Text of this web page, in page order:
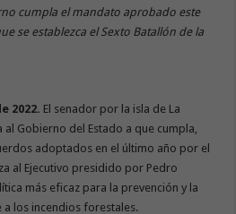
cumpla el mandato aprobado este
se establezca el Sexto Batallón de la
2022. El senador por la isla de La
al Gobierno del Estado a que cumpla,
adoptados en el último año por el
al Ejecutivo presidido por Pedro
más eficaz para la prevención y la
los incendios forestales.